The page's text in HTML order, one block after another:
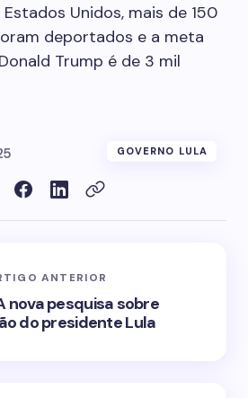
Unidos, mais de 150
deportados e a meta
Trump é de 3 mil
GOVERNO LULA
ANTERIOR
nova pesquisa sobre
do presidente Lula